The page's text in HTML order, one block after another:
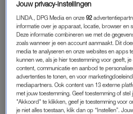
Jorik vertelt over de hectische
beeldenopdoken waarop te zien is
vriendin Jaimie mishandelt. “Ieder
En ieder mens mag zijn fouten
terug.”
De rapper is lange tijd niet in de
zegt aan zichzelf te werken.”Ik werk
resultaat. Als ik dingen zou kunnen
Jouw privacy-instellingen
LINDA., DPG Media en onze92
informatie over je apparaat, locatie, browser en
Deze informatie combineren we met de
zoals wanneer je een account aanmaakt. Dit
media te analyseren en onze websites en apps
kunnen we, als je hier toestemming voor geeft,
content, communicatie en aanbod te
advertenties te tonen, en voor
mediapartners. Ook content van 13 externe
met jouw toestemming. Geef toestemming of
"Akkoord" te klikken, geef je toestemming voor
je niet alles toestaan, klik dan op “Instellen”.